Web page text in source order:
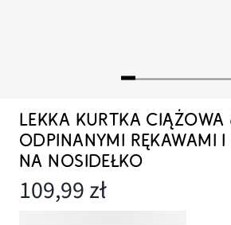
LEKKA KURTKA CIĄŻOWA
ODPINANYMI RĘKAWAMI I
NA NOSIDEŁKO
109,99 zł